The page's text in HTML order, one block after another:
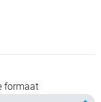
formaat